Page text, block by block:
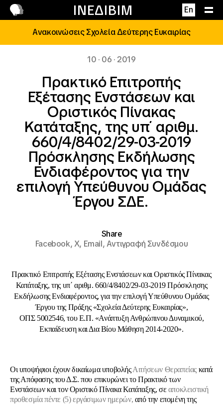
ΙΝΕΔΙΒΙΜ En
Επικοινωνία
Ανακοινώσεις Σχολεία Δεύτερης Ευκαιρίας
10 · 06 · 2019
Πρακτικό Επιτροπής
Εξέτασης Ενστάσεων και
Οριστικός Πίνακας
Κατάταξης, της υπ΄ αριθμ.
660/4/8402/29-03-2019
Πρόσκλησης Εκδήλωσης
Ενδιαφέροντος για την
επιλογή Υπεύθυνου Ομάδας
Έργου ΣΔΕ.
Share
Facebook,X, Email,Αντιγραφή Συνδέσμου
Πρακτικό Επιτροπής Εξέτασης Ενστάσεων και Οριστικός Πίνακας
Κατάταξης, της υπ΄ αριθμ. 660/4/8402/29-03-2019 Πρόσκλησης
Εκδήλωσης Ενδιαφέροντος, για την επιλογή Υπεύθυνου Ομάδας
Έργου της Πράξης «Σχολεία Δεύτερης Ευκαιρίας»,
ΟΠΣ 5002546, του Ε.Π. «Ανάπτυξη Ανθρώπινου Δυναμικού,
Εκπαίδευση και Δια Βίου Μάθηση 2014-2020».
Οι υποψήφιοι έχουν δικαίωμα υποβολήςΑιτήσεων Θεραπείας κατά
της Απόφασης του Δ.Σ. που επικυρώνει το Πρακτικό των
Ενστάσεων και τον Οριστικό Πίνακα Κατάταξης, σε αποκλειστική
προθεσμία πέντε (5) εργάσιμων ημερών, από την επομένη της